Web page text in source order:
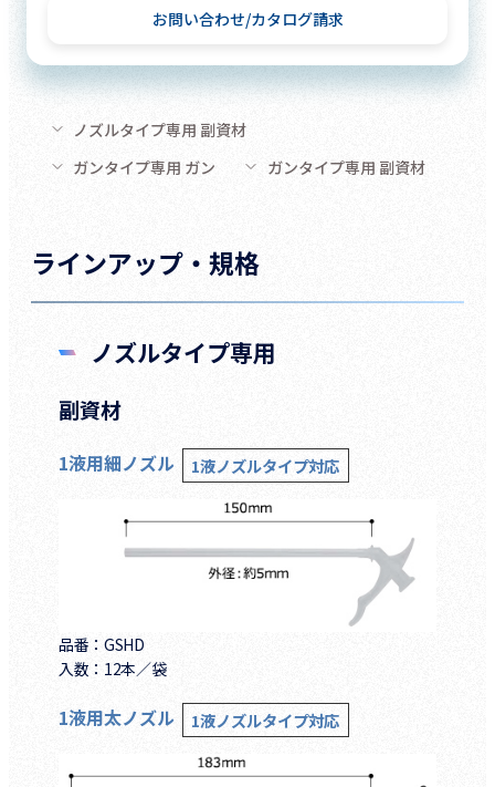
お問い合わせ カタログ請求
ノズルタイプ専用 副資材
ガンタイプ専用 ガン
ガンタイプ専用 副資材
ラインアップ・規格
ノズルタイプ専用
副資材
1液用細ノズル 1液ノズルタイプ対応
品番：GSHD
入数：12本／袋
1液用太ノズル 1液ノズルタイプ対応